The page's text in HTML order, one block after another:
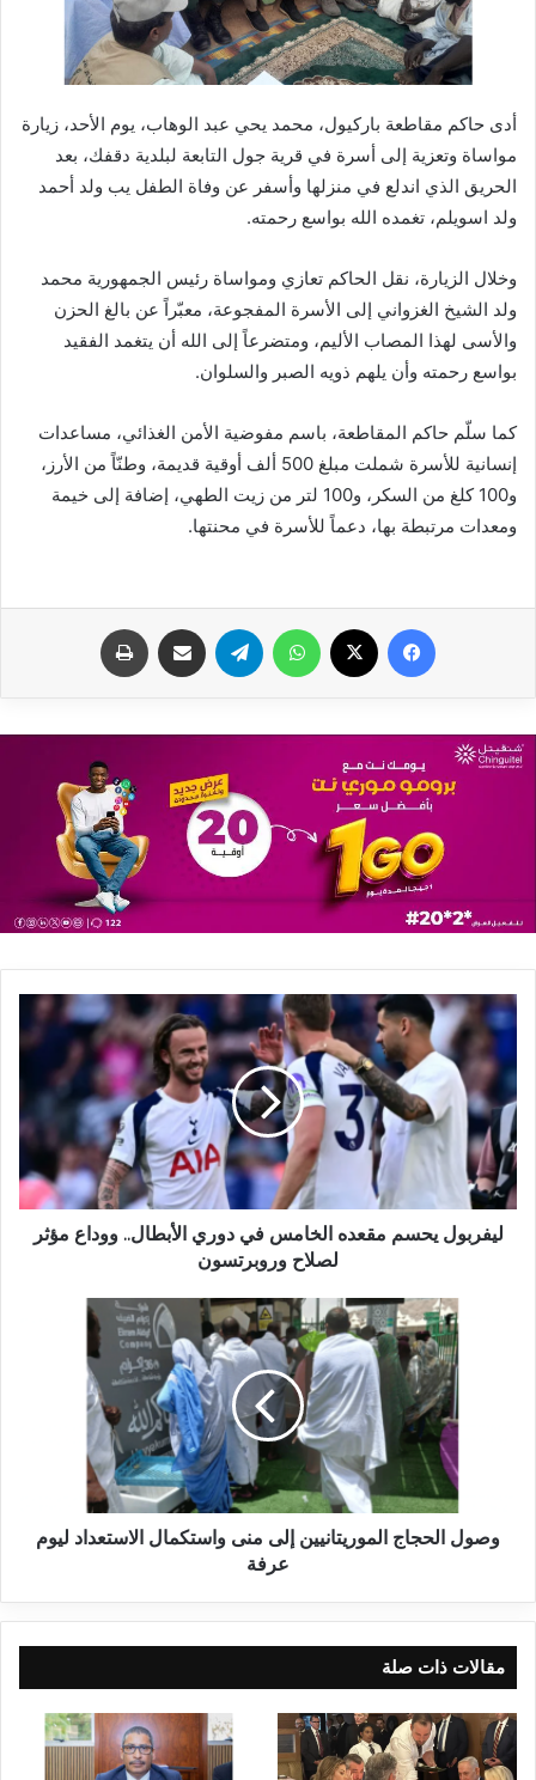
أدى حاكم مقاطعة باركيول، محمد يحي عبد الوهاب، يوم الأحد، زيارة
مواساة وتعزية إلى أسرة في قرية جول التابعة لبلدية دقفك، بعد
الحريق الذي اندلع في منزلها وأسفر عن وفاة الطفل يب ولد أحمد
ولد اسويلم، تغمده الله بواسع رحمته.
وخلال الزيارة، نقل الحاكم تعازي ومواساة رئيس الجمهورية محمد
ولد الشيخ الغزواني إلى الأسرة المفجوعة، معبّراً عن بالغ الحزن
والأسى لهذا المصاب الأليم، ومتضرعاً إلى الله أن يتغمد الفقيد
بواسع رحمته وأن يلهم ذويه الصبر والسلوان.
كما سلّم حاكم المقاطعة، باسم مفوضية الأمن الغذائي، مساعدات
إنسانية للأسرة شملت مبلغ 500 ألف أوقية قديمة، وطنّاً من الأرز،
و100 كلغ من السكر، و100 لتر من زيت الطهي، إضافة إلى خيمة
ومعدات مرتبطة بها، دعماً للأسرة في محنتها.
فيسبوك واتساب تيلقرام مشاركة عبر البريد
ليفربول يحسم مقعده الخامس في دوري الأبطال.. ووداع مؤثر
لصلاح وروبرتسون
وصول الحجاج الموريتانيين إلى منى واستكمال الاستعداد ليوم
عرفة
مقالات ذات صلة